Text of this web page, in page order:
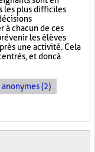
les plus difficiles
à chacun de ces
les élèves
une activité. Cela
et donc à
(2)